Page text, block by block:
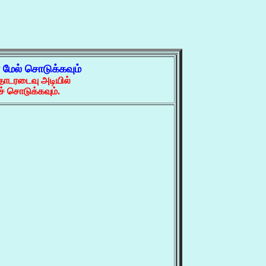
மேல் சொடுக்கவும்
அடியில்
சொடுக்கவும்.